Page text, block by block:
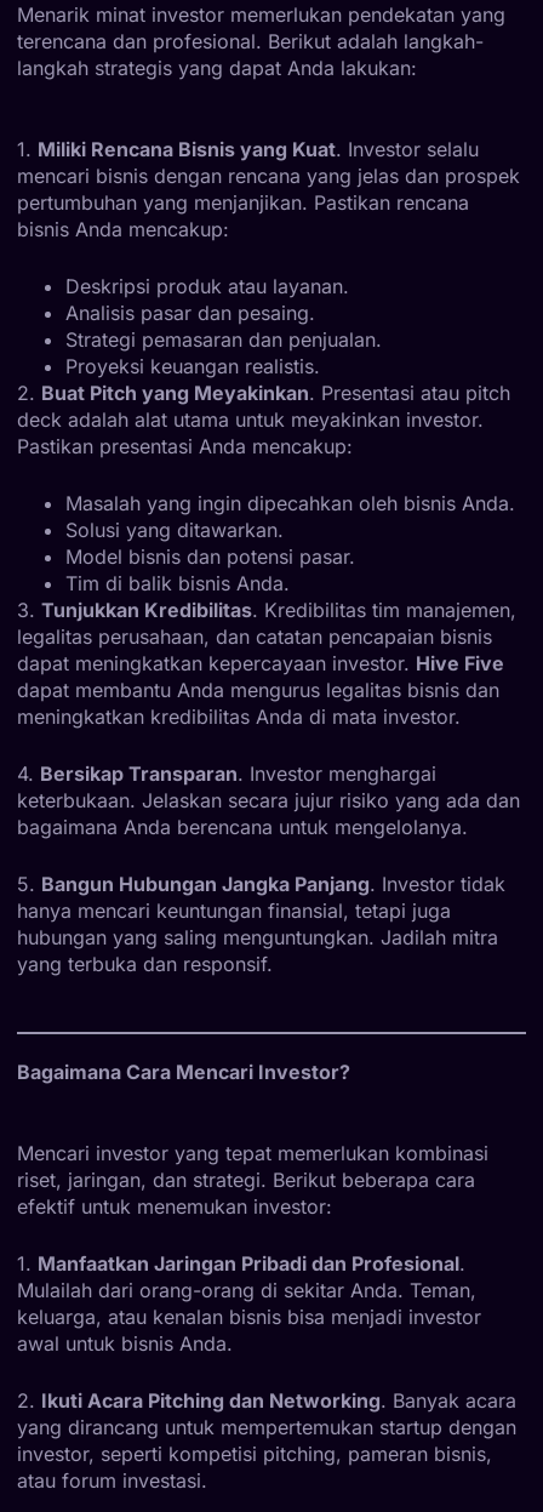
Menarik minat investor memerlukan pendekatan yang
terencana dan profesional. Berikut adalah langkah-
langkah strategis yang dapat Anda lakukan:
1. Miliki Rencana Bisnis yang Kuat. Investor selalu
mencari bisnis dengan rencana yang jelas dan prospek
pertumbuhan yang menjanjikan. Pastikan rencana
bisnis Anda mencakup:
Deskripsi produk atau layanan.
Analisis pasar dan pesaing.
Strategi pemasaran dan penjualan.
Proyeksi keuangan realistis.
2. Buat Pitch yang Meyakinkan. Presentasi atau pitch
deck adalah alat utama untuk meyakinkan investor.
Pastikan presentasi Anda mencakup:
Masalah yang ingin dipecahkan oleh bisnis Anda.
Solusi yang ditawarkan.
Model bisnis dan potensi pasar.
Tim di balik bisnis Anda.
3. Tunjukkan Kredibilitas. Kredibilitas tim manajemen,
legalitas perusahaan, dan catatan pencapaian bisnis
dapat meningkatkan kepercayaan investor. Hive Five
dapat membantu Anda mengurus legalitas bisnis dan
meningkatkan kredibilitas Anda di mata investor.
4. Bersikap Transparan. Investor menghargai
keterbukaan. Jelaskan secara jujur risiko yang ada dan
bagaimana Anda berencana untuk mengelolanya.
5. Bangun Hubungan Jangka Panjang. Investor tidak
hanya mencari keuntungan finansial, tetapi juga
hubungan yang saling menguntungkan. Jadilah mitra
yang terbuka dan responsif.
Bagaimana Cara Mencari Investor?
Mencari investor yang tepat memerlukan kombinasi
riset, jaringan, dan strategi. Berikut beberapa cara
efektif untuk menemukan investor:
1. Manfaatkan Jaringan Pribadi dan Profesional.
Mulailah dari orang-orang di sekitar Anda. Teman,
keluarga, atau kenalan bisnis bisa menjadi investor
awal untuk bisnis Anda.
2. Ikuti Acara Pitching dan Networking. Banyak acara
yang dirancang untuk mempertemukan startup dengan
investor, seperti kompetisi pitching, pameran bisnis,
atau forum investasi.